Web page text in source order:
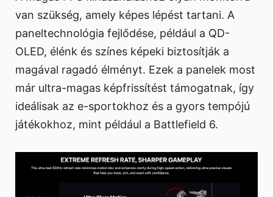
van szükség, amely képes lépést tartani. A
paneltechnológia fejlődése, például a QD-
OLED, élénk és színes képeki biztosítják a
magával ragadó élményt. Ezek a panelek most
már ultra-magas képfrissítést támogatnak, így
ideálisak az e-sportokhoz és a gyors tempójú
játékokhoz, mint például a Battlefield 6.